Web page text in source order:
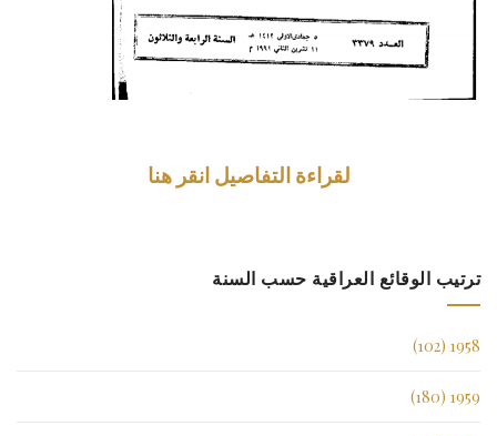
لقراءة التفاصيل انقر هنا
ترتيب الوقائع العراقية حسب السنة
1958 (102)
1959 (180)